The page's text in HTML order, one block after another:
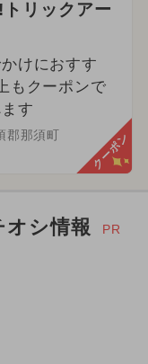
リックアー
けにおすす
もクーポンで
す
郡那須町 クーポン
オシ情報 PR